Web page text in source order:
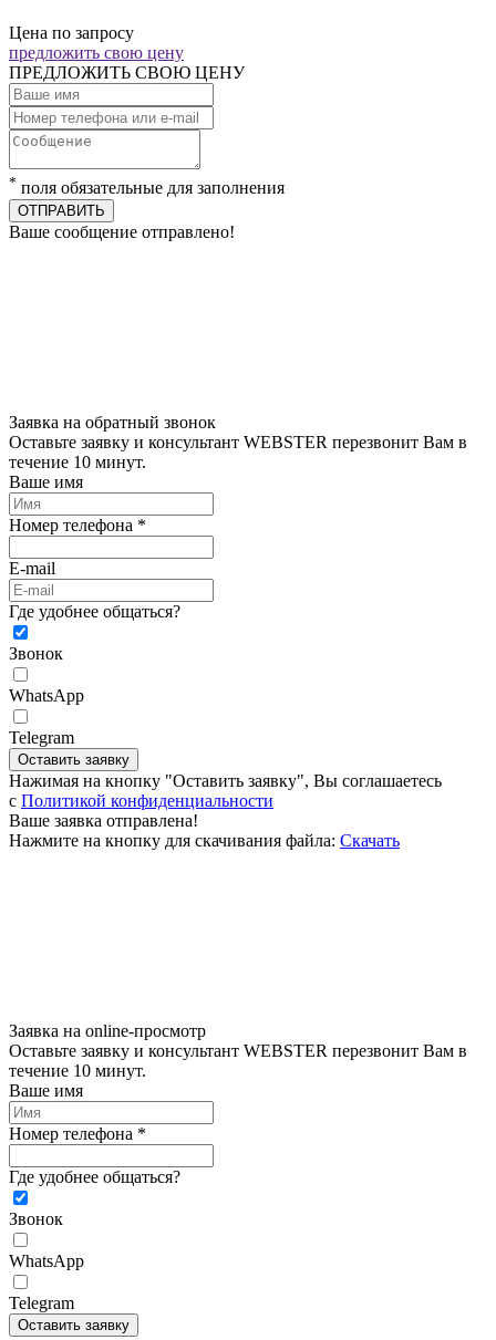
Цена по запросу
предложить свою цену
ПРЕДЛОЖИТЬ СВОЮ ЦЕНУ
* поля обязательные для заполнения
ОТПРАВИТЬ
Ваше сообщение отправлено!
Заявка на обратный звонок
Оставьте заявку и консультант WEBSTER перезвонит Вам в
течение 10 минут.
Ваше имя
Номер телефона *
E-mail
Где удобнее общаться?
Звонок
WhatsApp
Telegram
Оставить заявку
Нажимая на кнопку "Оставить заявку", Вы соглашаетесь
c Политикой конфиденциальности
Ваше заявка отправлена!
Нажмите на кнопку для скачивания файла: Скачать
Заявка на online-просмотр
Оставьте заявку и консультант WEBSTER перезвонит Вам в
течение 10 минут.
Ваше имя
Номер телефона *
Где удобнее общаться?
Звонок
WhatsApp
Telegram
Оставить заявку